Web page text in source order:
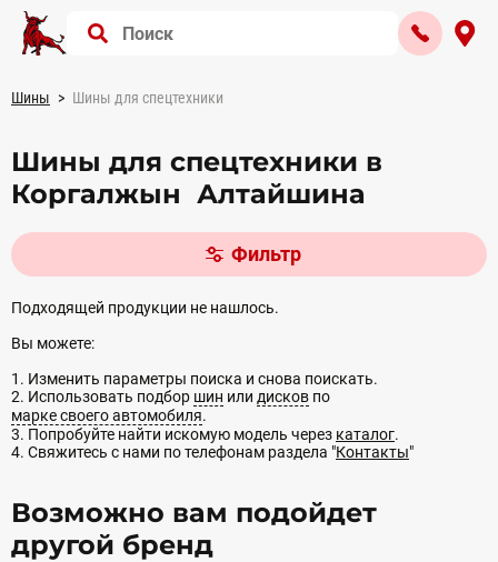
Шины Шины для спецтехники
Шины для спецтехники в
Коргалжын Алтайшина
Фильтр
Подходящей продукции не нашлось.
Вы можете:
1. Изменить параметры поиска и снова поискать.
2. Использовать подбор шин или дисков по
марке своего автомобиля.
3. Попробуйте найти искомую модель через каталог.
4. Свяжитесь с нами по телефонам раздела "Контакты"
Возможно вам подойдет
другой бренд